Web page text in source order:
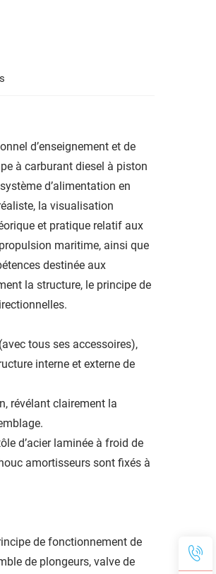
d’enseignement et de
à carburant diesel à piston
d’alimentation en
la visualisation
et pratique relatif aux
maritime, ainsi que
destinée aux
la structure, le principe de
tous ses accessoires),
interne et externe de
révélant clairement la
d’acier laminée à froid de
amortisseurs sont fixés à
de fonctionnement de
de plongeurs, valve de